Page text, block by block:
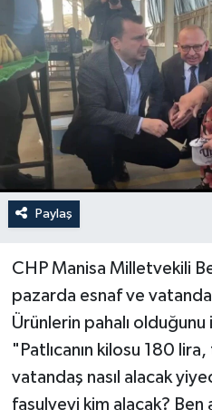
Paylaş
CHP Manisa Milletvekili
pazarda esnaf ve
Ürünlerin pahalı
"Patlıcanın kilosu 180
vatandaş nasıl alacak
fasulyeyi kim alacak?